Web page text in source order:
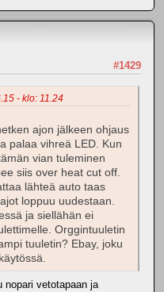
#1429
- klo: 11.24
ajon jälkeen ohjaus
palaa vihreä LED. Kun
vian tuleminen
siis over heat cut off.
lähteä auto taas
loppuu uudestaan.
ja siellähän ei
Orggintuuletin
tuuletin? Ebay, joku
nopari vetotapaan ja